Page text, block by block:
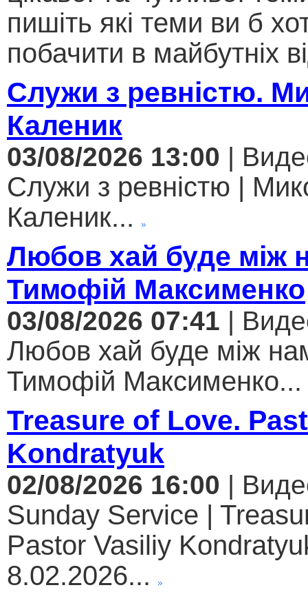
пишіть які теми ви б
побачити в майбутніх
Служи з ревністю.
Каленик
03/08/2026 13:00 |
Служи з ревністю |
Каленик...
Любов хай буде між
Тимофій Максименко
03/08/2026 07:41 |
Любов хай буде між
Тимофій Максименко...
Treasure of Love.
Kondratyuk
02/08/2026 16:00 |
Sunday Service |
Pastor Vasiliy
8.02.2026...